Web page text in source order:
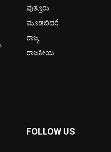
ಪುತ್ತೂರು
ಮೂಡಬಿದರೆ
ರಾಜ್ಯ
ರಾಜಕೀಯ
FOLLOW US